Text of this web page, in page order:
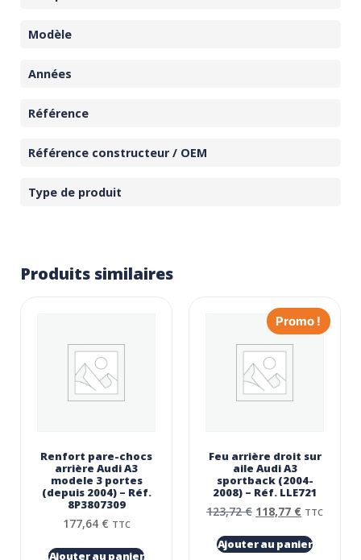
Modèle
Années
Référence
Référence constructeur / OEM
Type de produit
Produits similaires
Renfort pare-chocs
arrière Audi A3
modele 3 portes
(depuis 2004) – Réf.
8P3807309
177,64 € TTC
Ajouter au panier
Promo !
Feu arrière droit sur
aile Audi A3
sportback (2004-
2008) – Réf. LLE721
123,72€ 118,77 € TTC
Ajouter au panier